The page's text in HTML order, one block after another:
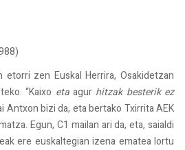
etorri zen Euskal Herrira, Osakidetzan
“Kaixo etaagur hitzak besterik ez
Antxon bizi da, eta bertako Txirrita AEK
Egun, C1 mailan ari da, eta, saialdi
ere euskaltegian izena ematea lortu